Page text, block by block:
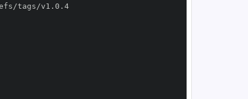
deploy.yaml@refs/tags/v1.0.4